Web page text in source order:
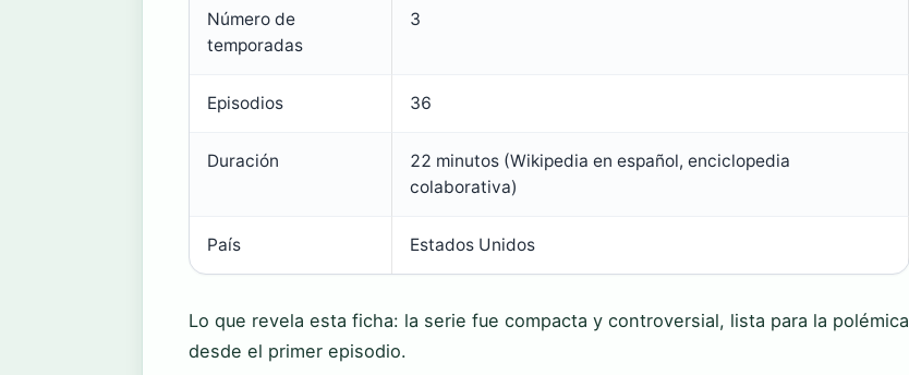
Número de
temporadas
3
Episodios 36
Duración
22 minutos (Wikipedia en español, enciclopedia
colaborativa)
País Estados Unidos
Lo que revela esta ficha: la serie fue compacta y controversial, lista para la polémica
desde el primer episodio.